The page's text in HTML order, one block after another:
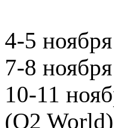
4-5
7-8
10-11
(O2 World)